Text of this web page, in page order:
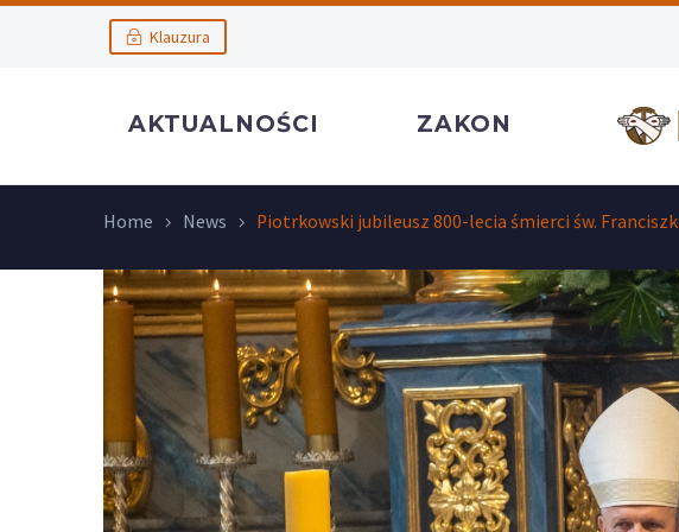
Klauzura
AKTUALNOŚCI ZAKON
Home News Piotrkowski jubileusz 800-lecia śmierci św.